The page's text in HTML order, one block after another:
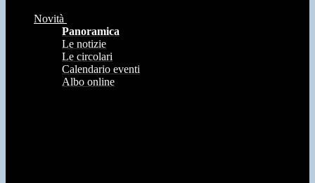
Novità
Panoramica
Le notizie
Le circolari
Calendario eventi
Albo online